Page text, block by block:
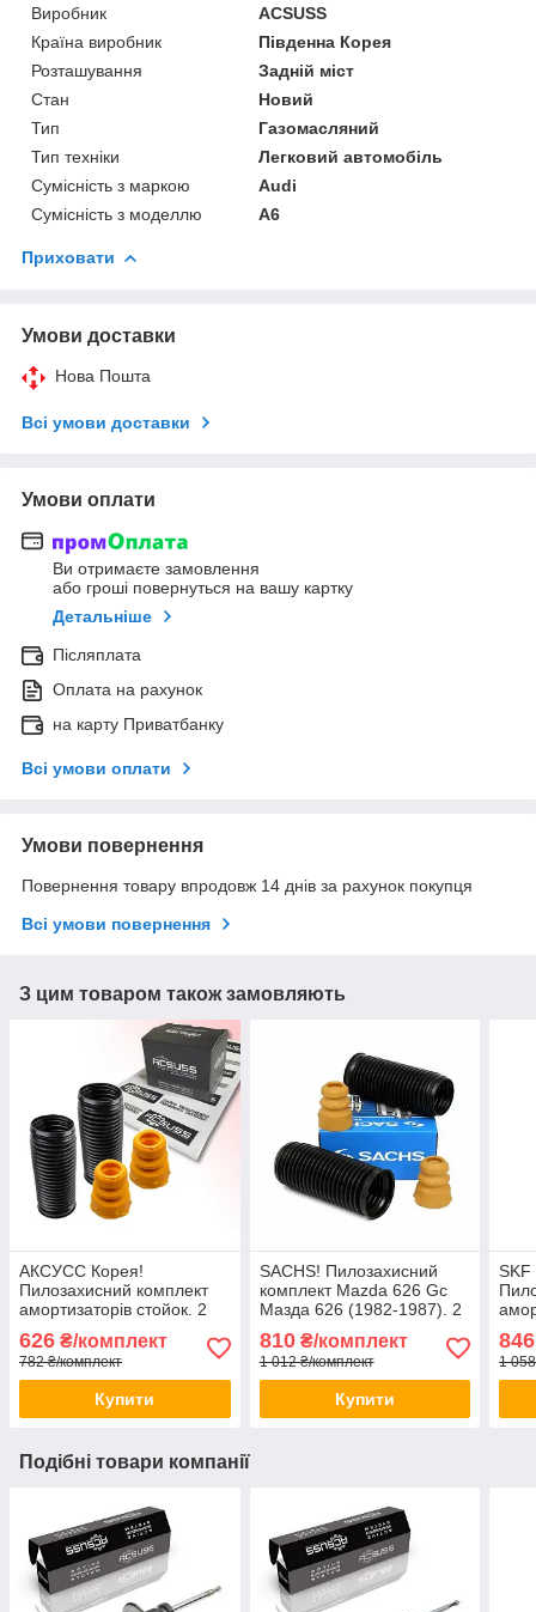
Виробник
ACSUSS
Країна виробник
Південна Корея
Розташування
Задній міст
Стан
Новий
Тип
Газомасляний
Тип техніки
Легковий автомобіль
Сумісність з маркою
Audi
Сумісність з моделлю
A6
Приховати
Умови доставки
Нова Пошта
Всі умови доставки
Умови оплати
Ви отримаєте замовлення
або гроші повернуться на вашу картку
Детальніше
Післяплата
Оплата на рахунок
на карту Приватбанку
Всі умови оплати
Умови повернення
Повернення товару впродовж 14 днів за рахунок покупця
Всі умови повернення
З цим товаром також замовляють
АКСУСС Корея!
Пилозахисний комплект
амортизаторів стойок. 2
626 ₴/комплект
782 ₴/комплект
Купити
SACHS! Пилозахисний
комплект Mazda 626 Gc
Мазда 626 (1982-1987). 2
Заднього амортизатора
стійки
810₴/комплект
1 012 ₴/комплект
Купити
SKF
846
1
Подібні товари компанії